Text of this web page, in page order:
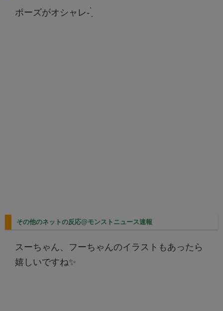
ポーズがオシャレ- ̗̀
その他のネットの反応@モンストニュース速報
スーちゃん、フーちゃんのイラストもあったら
嬉しいですね✨